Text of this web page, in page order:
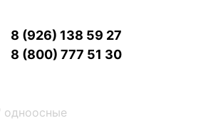
8 (926) 138 59 27
8 (800) 777 51 30
одноосные